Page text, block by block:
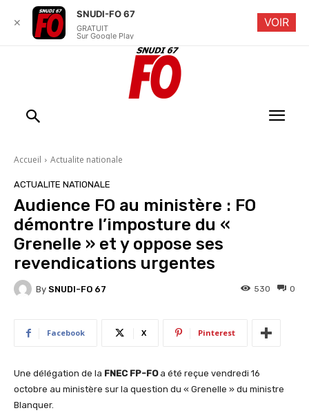
Accueil Actualite nationale
ACTUALITE NATIONALE
Audience FO au ministère : FO
démontre l’imposture du «
Grenelle » et y oppose ses
revendications urgentes
By SNUDI-FO 67 0
530
Facebook X Pinterest
Une délégation de la FNEC FP-FOa été reçue vendredi 16
octobre au ministère sur la question du « Grenelle » du ministre
Blanquer.
✕
SNUDI-FO 67
GRATUIT
Sur Google Play
VOIR